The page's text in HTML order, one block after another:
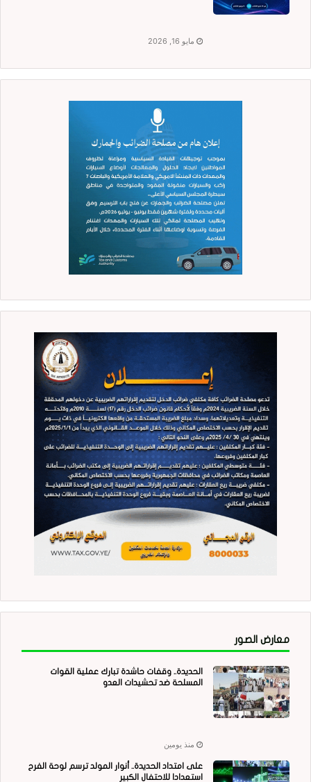
مايو 16, 2026
معارض الصور
الحديدة.. وقفات حاشدة تبارك عملية القوات
المسلحة ضد تحشيدات العدو
منذ يومين
على امتداد الحديدة.. أنوار المولد ترسم لوحة الفرح
استعدادا للاحتفال الكبير